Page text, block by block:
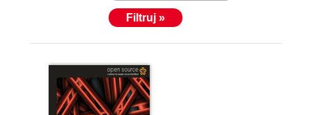
Filtruj »